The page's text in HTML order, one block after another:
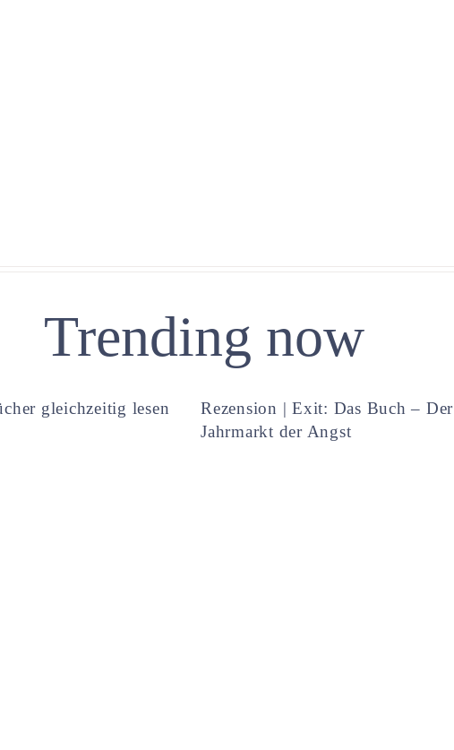
Trending now
gleichzeitig lesen
Rezension | Exit: Das Buch – Der
Jahrmarkt der Angst